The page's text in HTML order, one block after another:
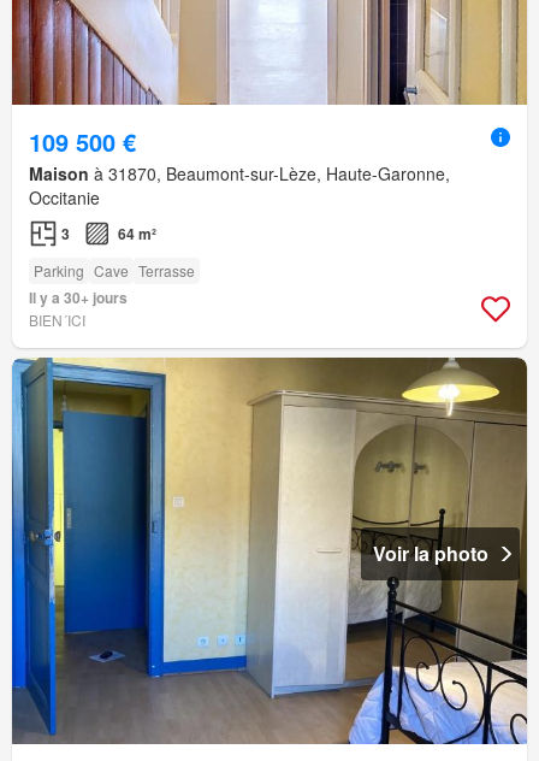
109 500 €
Maison à 31870, Beaumont-sur-Lèze, Haute-Garonne,
Occitanie
3 64 m²
Parking Cave Terrasse
Il y a 30+ jours
BIEN´ICI
Voir la photo